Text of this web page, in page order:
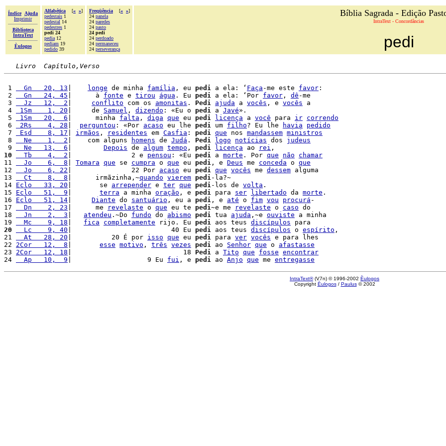
Índice
Ajuda
Imprimir
Biblioteca
IntraText
Èulogos
Alfabética [« »]
pedestais 1
pedestal 14
pedestres 1
pedi 24
pedia 12
pediam 19
pedido 39
Freqüência [« »]
24 panela
24 paredes
24 pasto
24 pedi
24 perdoado
24 permaneceu
24 perseverança
Bíblia Sagrada - Edição
IntraText - Concordâncias
pedi
Livro  Capítulo,Verso
1
  Gn   20, 13
longe de minha família , eu pedi a ela: ‘ Faça -me este favor :
2
  Gn   24, 45
|      à fonte e tirou água . Eu pedi a ela: ‘Por favor , dê -me
3
  Jz   12,  2
conflito com os amonitas . Pedi ajuda a vocês , e vocês a
4
1Sm    1, 20 |     de Samuel , dizendo : «Eu o pedi a Javé».
5
1Sm   20,  6 |      minha falta , diga que eu pedi licença a você para ir correndo
6
2Rs    4, 28 perguntou : «Por acaso eu lhe pedi um filho? Eu lhe havia
pedido
7
Esd    8, 17 irmãos , residentes em Casfia : pedi que nos mandassem ministros
8
  Ne    1,  2
|    com alguns homens de Judá . Pedi logo notícias dos judeus
9
  Ne   13,  6
Depois de algum tempo , pedi licença ao rei
10
  Tb    4,  2
|               2 e pensou : «Eu pedi a morte . Por que não
chamar
11
  Jo    6,  8
Tomara que se cumpra o que eu pedi , e Deus me conceda o que
12
  Jo    6, 22
|               22 Por acaso eu pedi que vocês me dessem alguma
13
  Ct    8,  8
|      irmãzinha,~quando vierem pedi-la?~
14 Eclo   33, 20 |       se arrepender e ter que pedi-los de volta .
15 Eclo   51,  9 terra a minha oração , e pedi para ser libertado da morte .
16 Eclo   51, 14 Diante do santuário , eu a pedi , e até o fim vou procurá -
17
  Dn    2, 23
|      me revelaste o que eu te pedi~e me revelaste o caso do
18
  Jn    2,  3
atendeu .~Do fundo do abismo pedi tua ajuda ,~e ouviste a minha
19
  Mc    9, 18
fica completamente rijo. Eu pedi aos teus discípulos
20
  Lc    9, 40
|                         40 Eu pedi aos teus discípulos o espírito ,
21
  At   28, 20
|          20 É por isso que eu pedi para ver vocês e para lhes
22 2Cor   12,  8 esse motivo , três vezes pedi ao Senhor que o afastasse
23 2Cor   12, 18 |                            18 Pedi a Tito que fosse encontrar
24
  Ap   10,  9
|                   9 Eu fui , e pedi ao Anjo que me entregasse
IntraText®(V7n) © 1996-2002 Èulogos
Copyright Èulogos/ Paulus© 2002